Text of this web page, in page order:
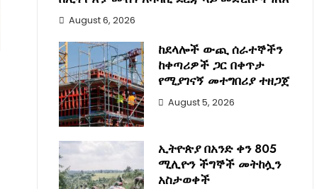
August 6, 2026
ከደላሎች ውጪ ሰራተኞችን
ከቀጣሪዎች ጋር በቀጥታ
የሚያገናኝ መተግበሪያ ተዘጋጀ
August 5, 2026
ኢትዮጵያ በአንድ ቀን 805
ሚሊዮን ችግኞች መትከሏን
አስታወቀች